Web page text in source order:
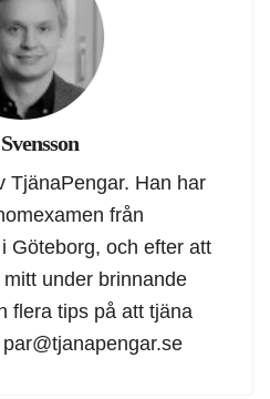
TjänaPengar. Han har
från
Göteborg, och efter att
under brinnande
flera tips på att tjäna
par@tjanapengar.se